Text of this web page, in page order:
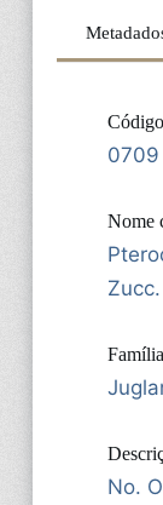
Código
0709
Nome
Zucc.
No.